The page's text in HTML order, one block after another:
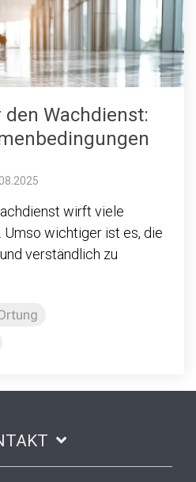
Wachdienst:
wirft viele
Umso wichtiger ist es, die
verständlich zu